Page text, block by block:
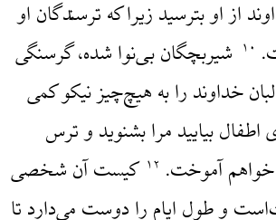
از او بترسید زیرا که ترسندگان او
۱۰ شیربچگان بی‌نوا شده، گرسنگی
خداوند را به هیچ‌چیز نیکو کمی
اطفال بیایید مرا بشنوید و ترس
خواهم آموخت. ۱۲ کیست آن شخصی